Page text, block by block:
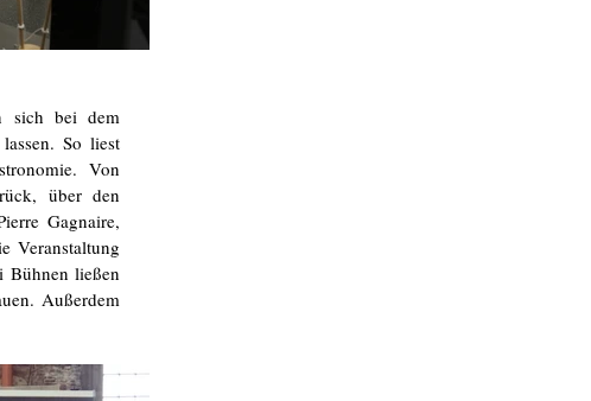
sich bei dem
So liest
Von
über den
Gagnaire,
Veranstaltung
Bühnen ließen
Außerdem